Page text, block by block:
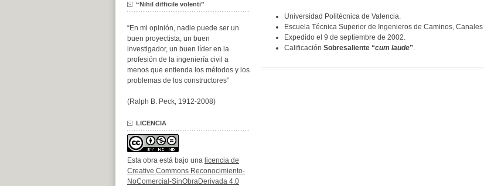
Universidad Politécnica de Valencia.
Escuela Técnica Superior de Ingenieros de Caminos, Canales
Expedido el 9 de septiembre de 2002.
Calificación Sobresaliente “cum laude”.
“Nihil difficile volenti”
“En mi opinión, nadie puede ser un
buen proyectista, un buen
investigador, un buen líder en la
profesión de la ingeniería civil a
menos que entienda los métodos y los
problemas de los constructores”
(Ralph B. Peck, 1912-2008)
LICENCIA
Esta obra está bajo una licencia de
Creative Commons Reconocimiento-
NoComercial-SinObraDerivada 4.0